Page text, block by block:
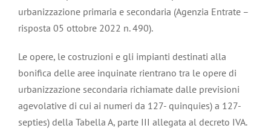
urbanizzazione primaria e secondaria (Agenzia Entrate –
risposta 05 ottobre 2022 n. 490).
Le opere, le costruzioni e gli impianti destinati alla
bonifica delle aree inquinate rientrano tra le opere di
urbanizzazione secondaria richiamate dalle previsioni
agevolative di cui ai numeri da 127- quinquies) a 127-
septies) della Tabella A, parte III allegata al decreto IVA.